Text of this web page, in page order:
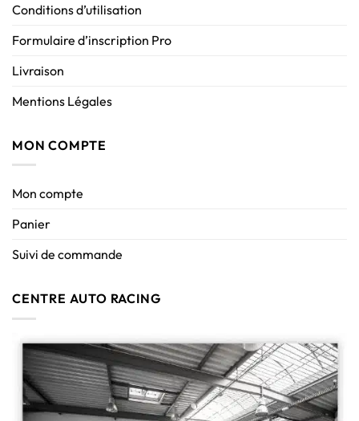
Conditions d’utilisation
Formulaire d’inscription Pro
Livraison
Mentions Légales
MON COMPTE
Mon compte
Panier
Suivi de commande
CENTRE AUTO RACING